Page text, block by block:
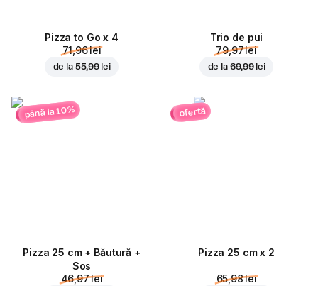
Pizza to Go x 4
71,96 lei
de la 55,99 lei
Trio de pui
79,97 lei
de la 69,99 lei
până la 10%
Pizza 25 cm + Băutură +
Sos
46,97 lei
ofertă
Pizza 25 cm x 2
65,98 lei